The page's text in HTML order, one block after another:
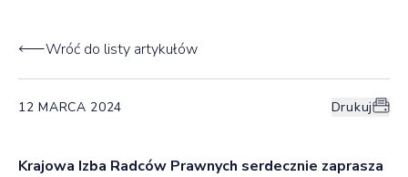
Wróć do listy artykułów
12 MARCA 2024 Drukuj
Krajowa Izba Radców Prawnych serdecznie zaprasza